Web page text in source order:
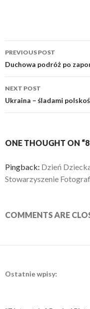
Post
navigation
PREVIOUS POST
Duchowa podróż po
NEXT POST
Ukraina – śladami
ONE THOUGHT ON
Pingback: Dzień
Stowarzyszenie
COMMENTS ARE
Ostatnie wpisy: